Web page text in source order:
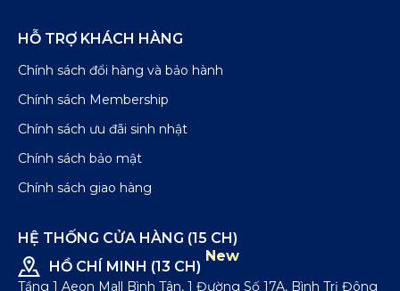
HỖ TRỢ KHÁCH HÀNG
Chính sách đổi hàng và bảo hành
Chính sách Membership
Chính sách ưu đãi sinh nhật
Chính sách bảo mật
Chính sách giao hàng
HỆ THỐNG CỬA HÀNG (15 CH)
HỒ CHÍ MINH (13 CH)
New
Tầng 1 Aeon Mall Bình Tân, 1 Đường Số 17A, Bình Trị Đông